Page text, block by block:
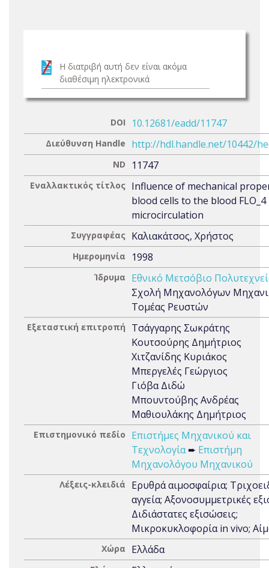
Η διατριβή αυτή δεν είναι ακόμα
διαθέσιμη ηλεκτρονικά
DOI 10.12681/eadd/11747
Διεύθυνση Handle http://hdl.handle.net/10442/
ND 11747
Εναλλακτικός τίτλος Influence of mechanical
blood cells to the blood FLO_4
microcirculation
Συγγραφέας Καλιακάτσος, Χρήστος
Ημερομηνία 1998
Ίδρυμα
Εθνικό Μετσόβιο
Σχολή Μηχανολόγων
Τομέας Ρευστών
Εξεταστική επιτροπή
Τσάγγαρης Σωκράτης
Κουτσούρης Δημήτριος
Χιτζανίδης Κυριάκος
Μπεργελές Γεώργιος
Γιόβα Διδώ
Μπουντούβης Ανδρέας
Μαθιουλάκης Δημήτριος
Επιστημονικό πεδίο
Επιστήμες Μηχανικού και
Τεχνολογία➨ Επιστήμη
Μηχανολόγου Μηχανικού
Λέξεις-κλειδιά
Ερυθρά αιμοσφαίρια;
αγγεία; Αξονοσυμμετρικές
Διδιάστατες εξισώσεις;
Μικροκυκλοφορία in vivo;
Χώρα Ελλάδα